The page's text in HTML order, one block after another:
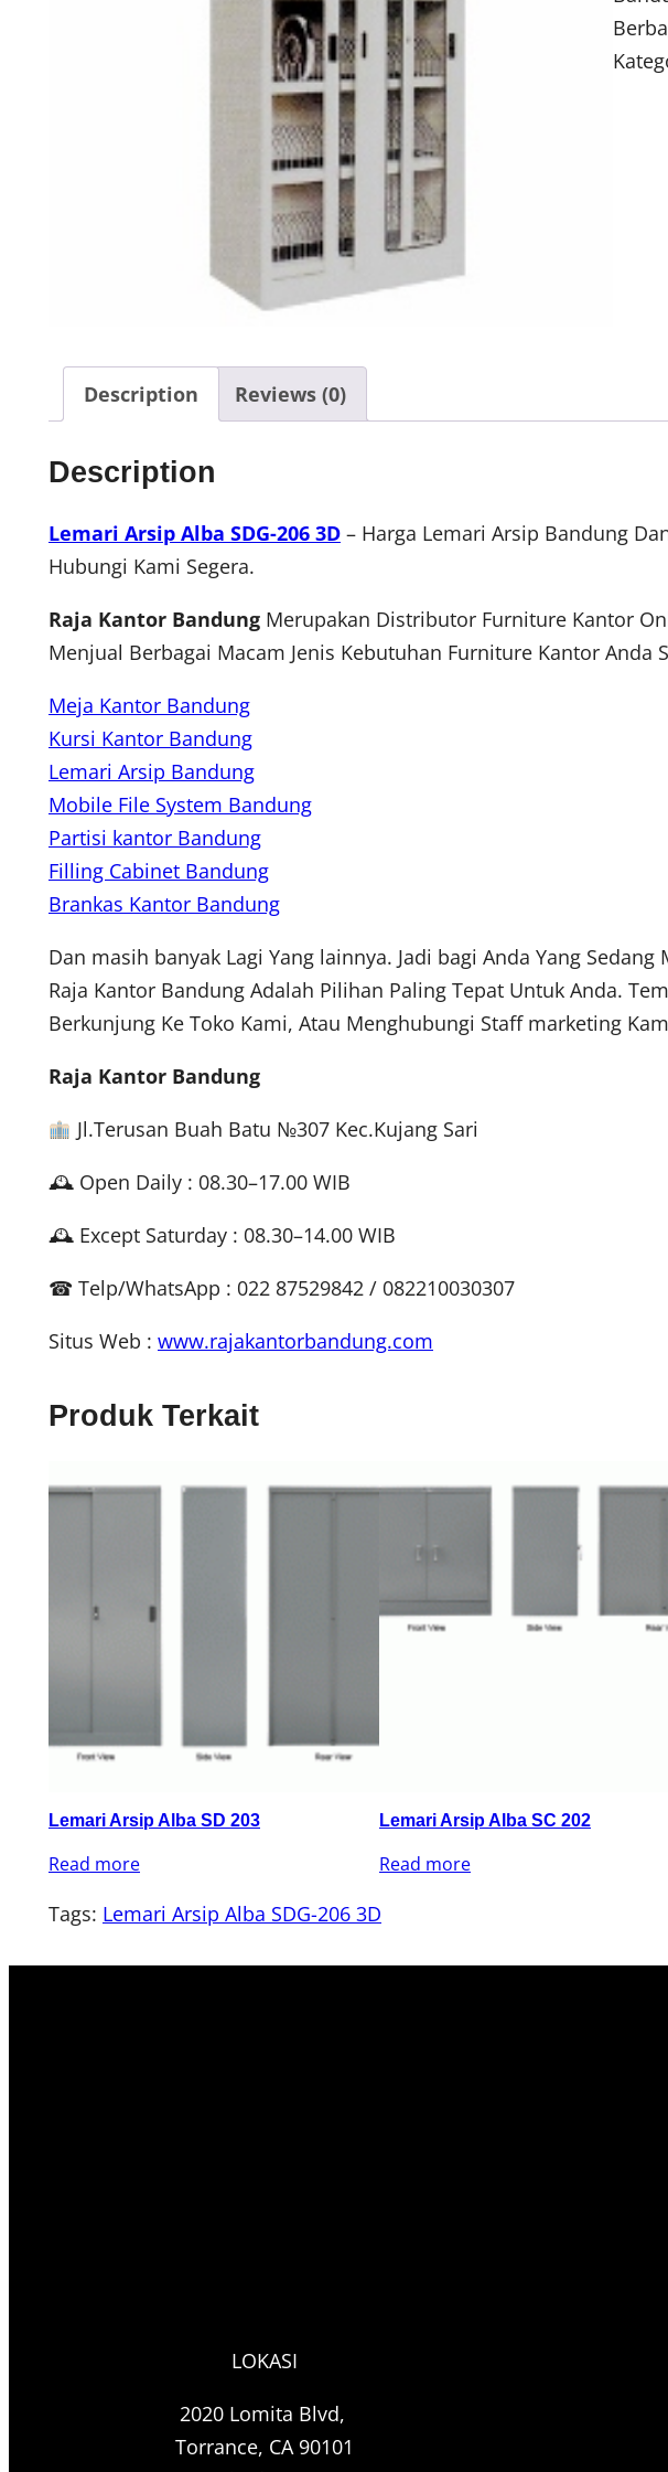
Description Reviews (0)
Description
Lemari Arsip Alba SDG-206 3D – Harga Lemari Arsip Bandung
Hubungi Kami Segera.
Raja Kantor Bandung Merupakan Distributor Furniture Kantor
Menjual Berbagai Macam Jenis Kebutuhan Furniture Kantor Anda
Meja Kantor Bandung
Kursi Kantor Bandung
Lemari Arsip Bandung
Mobile File System Bandung
Partisi kantor Bandung
Filling Cabinet Bandung
Brankas Kantor Bandung
Dan masih banyak Lagi Yang lainnya. Jadi bagi Anda Yang
Raja Kantor Bandung Adalah Pilihan Paling Tepat Untuk Anda.
Berkunjung Ke Toko Kami, Atau Menghubungi Staff marketing
Raja Kantor Bandung
Jl.Terusan Buah Batu №307 Kec.Kujang Sari
🕰 Open Daily : 08.30–17.00 WIB
🕰 Except Saturday : 08.30–14.00 WIB
☎ Telp/WhatsApp : 022 87529842 / 082210030307
Situs Web : www.rajakantorbandung.com
Produk Terkait
Lemari Arsip Alba SD 203
Read more
Lemari Arsip Alba SC 202
Read more
Tags: Lemari Arsip Alba SDG-206 3D
LOKASI
2020 Lomita Blvd,
Torrance, CA 90101